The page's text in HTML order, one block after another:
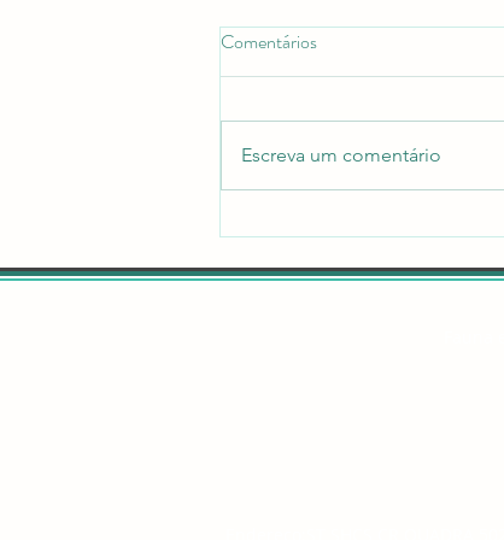
Qual é o papel ecológico dos
tubarões nos recifes de coral?
Comentários
Escreva um comentário